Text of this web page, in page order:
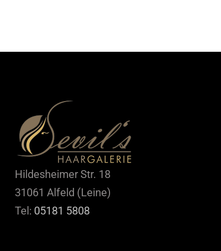
Hildesheimer Str. 18
31061 Alfeld (Leine)
Tel: 05181 5808